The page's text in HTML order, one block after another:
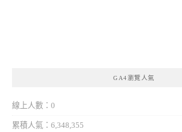
GA4瀏覽人氣
線上人數：0
累積人氣：6,348,355